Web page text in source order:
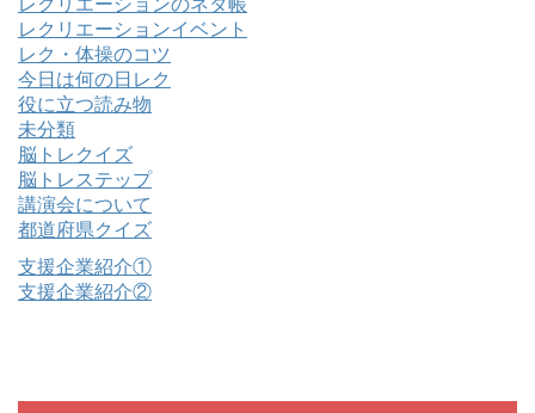
レクリエーションのネタ帳
レクリエーションイベント
レク・体操のコツ
今日は何の日レク
役に立つ読み物
未分類
脳トレクイズ
脳トレステップ
講演会について
都道府県クイズ
支援企業紹介①
支援企業紹介②